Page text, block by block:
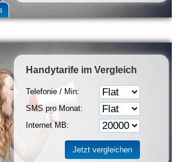
Handytarife im Vergleich
Telefonie / Min:
SMS pro Monat:
Internet MB: